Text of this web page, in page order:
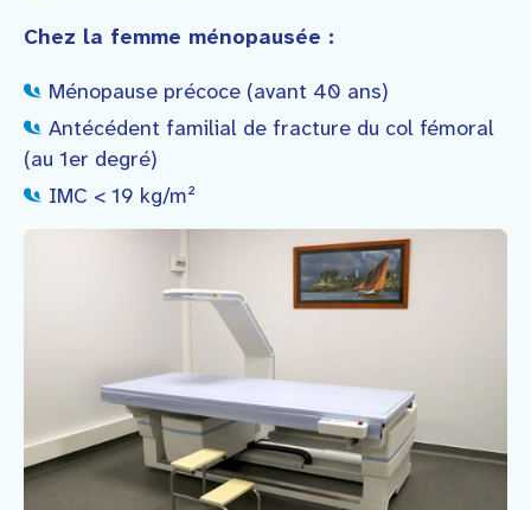
Chez la femme ménopausée :
Ménopause précoce (avant 40 ans)
Antécédent familial de fracture du col fémoral
(au 1er degré)
IMC < 19 kg/m²